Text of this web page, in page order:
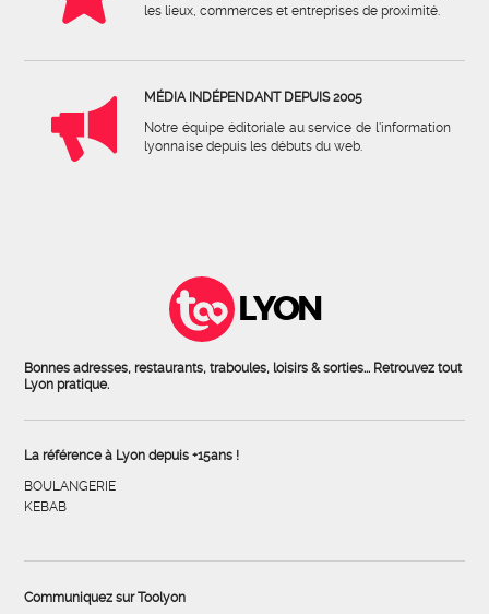
les lieux, commerces et entreprises de proximité.
MÉDIA INDÉPENDANT DEPUIS 2005
Notre équipe éditoriale au service de l'information
lyonnaise depuis les débuts du web.
LYON
Bonnes adresses, restaurants, traboules, loisirs & sorties... Retrouvez tout
Lyon pratique.
La référence à Lyon depuis +15ans !
BOULANGERIE
KEBAB
Communiquez sur Toolyon